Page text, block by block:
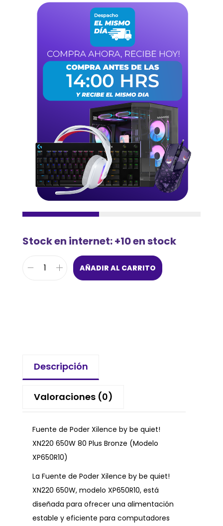
Stock en internet: +10 en stock
AÑADIR AL CARRITO
Descripción
Valoraciones (0)
Fuente de Poder Xilence by be quiet!
XN220 650W 80 Plus Bronze (Modelo
XP650R10)
La Fuente de Poder Xilence by be quiet!
XN220 650W, modelo XP650R10, está
diseñada para ofrecer una alimentación
estable y eficiente para computadores